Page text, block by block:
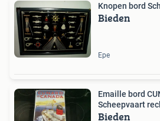
Knopen bord
Bieden
Epe
Emaille bord
Scheepvaart
Bieden